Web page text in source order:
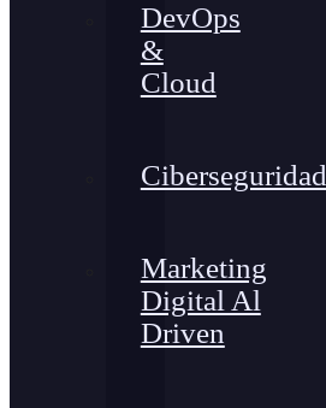
DevOps
&
Cloud
Ciberseguridad
Marketing
Digital Al
Driven